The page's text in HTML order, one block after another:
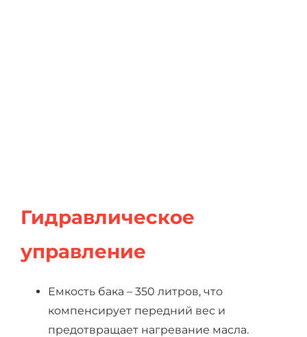
Гидравлическое
управление
Емкость бака – 350 литров, что
компенсирует передний вес и
предотвращает нагревание масла.